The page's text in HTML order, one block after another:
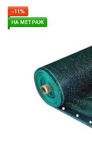
−11%
НА МЕТРАЖ